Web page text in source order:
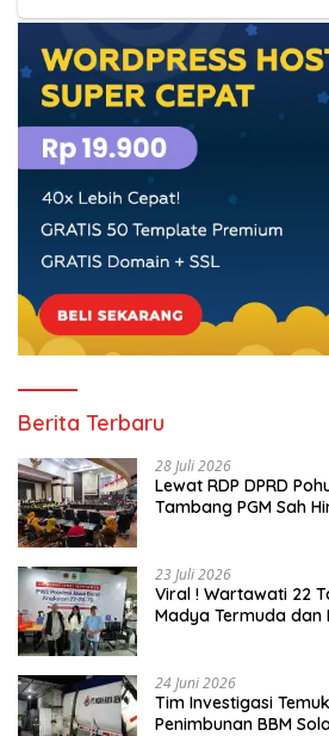
Berita Terbaru
28 Juli 2026
Lewat RDP DPRD
Tambang PGM Sah
23 Juli 2026
Viral ! Wartawati 22
Madya Termuda dan
24 Juni 2026
Tim Investigasi
Penimbunan BBM